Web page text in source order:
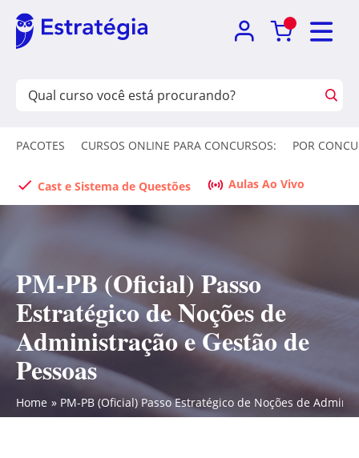
PACOTES CURSOS ONLINE PARA CONCURSOS: POR
Cast e Sistema de Questões Aulas Ao Vivo
PM-PB (Oficial) Passo
Estratégico de Noções de
Administração e Gestão de
Pessoas
Home PM-PB (Oficial) Passo Estratégico de Noções de